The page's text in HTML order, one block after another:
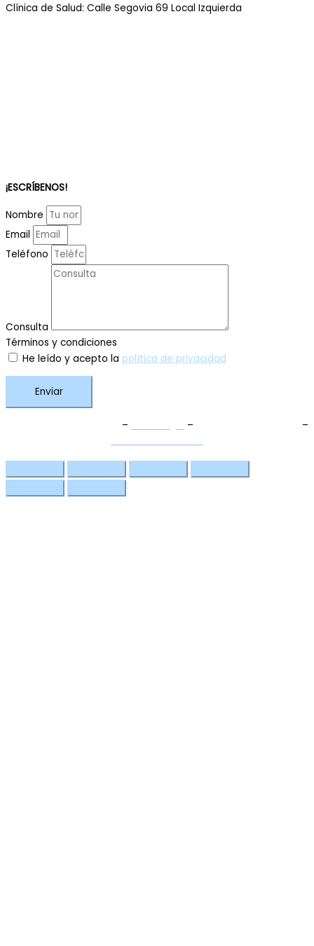
Clínica de Salud: Calle Segovia 69 Local Izquierda
¡ESCRÍBENOS!
Nombre
Email
Teléfono
Consulta
Términos y condiciones
He leído y acepto la política de privacidad
Enviar
– –
–